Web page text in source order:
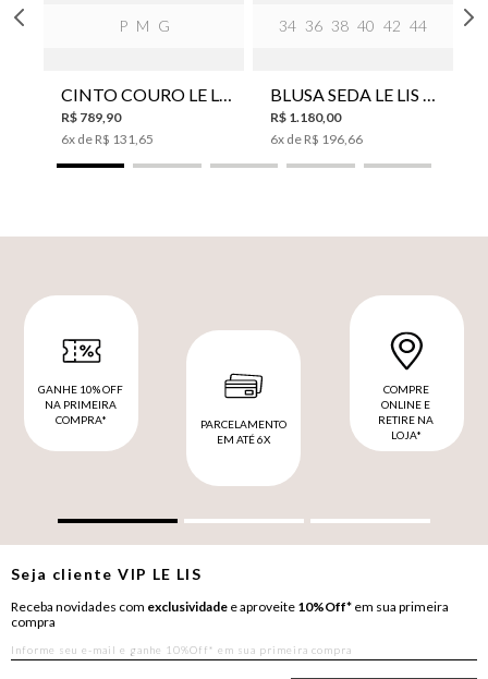
P M G
CINTO COURO LE LIS SUKI FEMININO
R$ 789,90
6x de R$ 131,65
34 36 38 40 42 44
BLUSA SEDA LE LIS EMI FEMININA
R$ 1.180,00
6x de R$ 196,66
GANHE 10% OFF
NA PRIMEIRA
COMPRA*
PARCELAMENTO
EM ATÉ 6X
COMPRE
ONLINE E
RETIRE NA
LOJA*
Seja clienteVIP LE LIS
Receba novidades com exclusividade e aproveite 10%Off* em sua primeira
compra